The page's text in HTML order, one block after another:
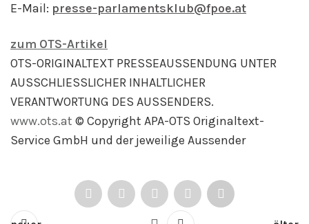
E-Mail: presse-parlamentsklub@fpoe.at
zum OTS-Artikel
OTS-ORIGINALTEXT PRESSEAUSSENDUNG UNTER
AUSSCHLIESSLICHER INHALTLICHER
VERANTWORTUNG DES AUSSENDERS.
www.ots.at © Copyright APA-OTS Originaltext-
Service GmbH und der jeweilige Aussender